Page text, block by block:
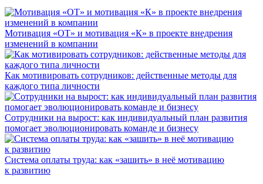
Мотивация «ОТ» и мотивация «К» в проекте внедрения
изменений в компании
Как мотивировать сотрудников: действенные методы для
каждого типа личности
Сотрудники на вырост: как индивидуальный план развития
помогает эволюционировать команде и бизнесу
Система оплаты труда: как «зашить» в неё мотивацию
к развитию